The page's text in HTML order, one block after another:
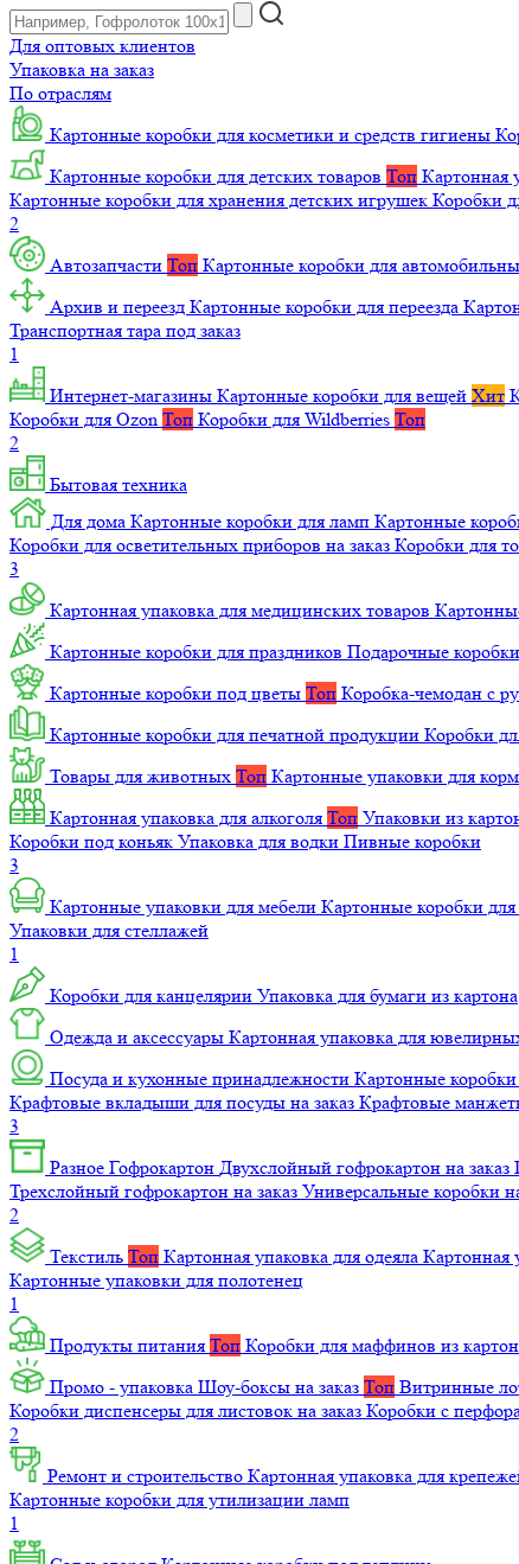
Для оптовых клиентов
Упаковка на заказ
По отраслям
Картонные коробки для косметики и средств гигиены
Картонные коробки для детских товаров Топ Картонная
Картонные коробки для хранения детских игрушек Коробки
2
Автозапчасти Топ Картонные коробки для
Архив и переезд Картонные коробки для переезда
Транспортная тара под заказ
1
Интернет-магазины Картонные коробки для вещей Хит
Коробки для Ozon Топ Коробки для Wildberries Топ
2
Бытовая техника
Для дома Картонные коробки для ламп Картонные
Коробки для осветительных приборов на заказ Коробки для
3
Картонная упаковка для медицинских товаров
Картонные коробки для праздников Подарочные коробки
Картонные коробки под цветы Топ Коробка-чемодан с
Картонные коробки для печатной продукции Коробки
Товары для животных Топ Картонные упаковки для
Картонная упаковка для алкоголя Топ Упаковки из
Коробки под коньяк Упаковка для водки Пивные коробки
3
Картонные упаковки для мебели Картонные коробки
Упаковки для стеллажей
1
Коробки для канцелярии Упаковка для бумаги из картона
Одежда и аксессуары Картонная упаковка для
Посуда и кухонные принадлежности Картонные
Крафтовые вкладыши для посуды на заказ Крафтовые
3
Разное Гофрокартон Двухслойный гофрокартон на заказ
Трехслойный гофрокартон на заказ Универсальные коробки
2
Текстиль Топ Картонная упаковка для одеяла Картонная
Картонные упаковки для полотенец
1
Продукты питания Топ Коробки для маффинов из
Промо - упаковка Шоу-боксы на заказ Топ Витринные
Коробки диспенсеры для листовок на заказ Коробки с
2
Ремонт и строительство Картонная упаковка для
Картонные коробки для утилизации ламп
1